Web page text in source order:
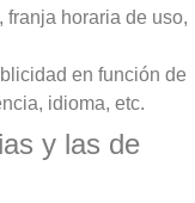
franja horaria de uso,
en función de
idioma, etc.
y las de